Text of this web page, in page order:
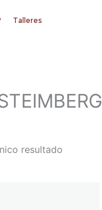
Talleres
resultado